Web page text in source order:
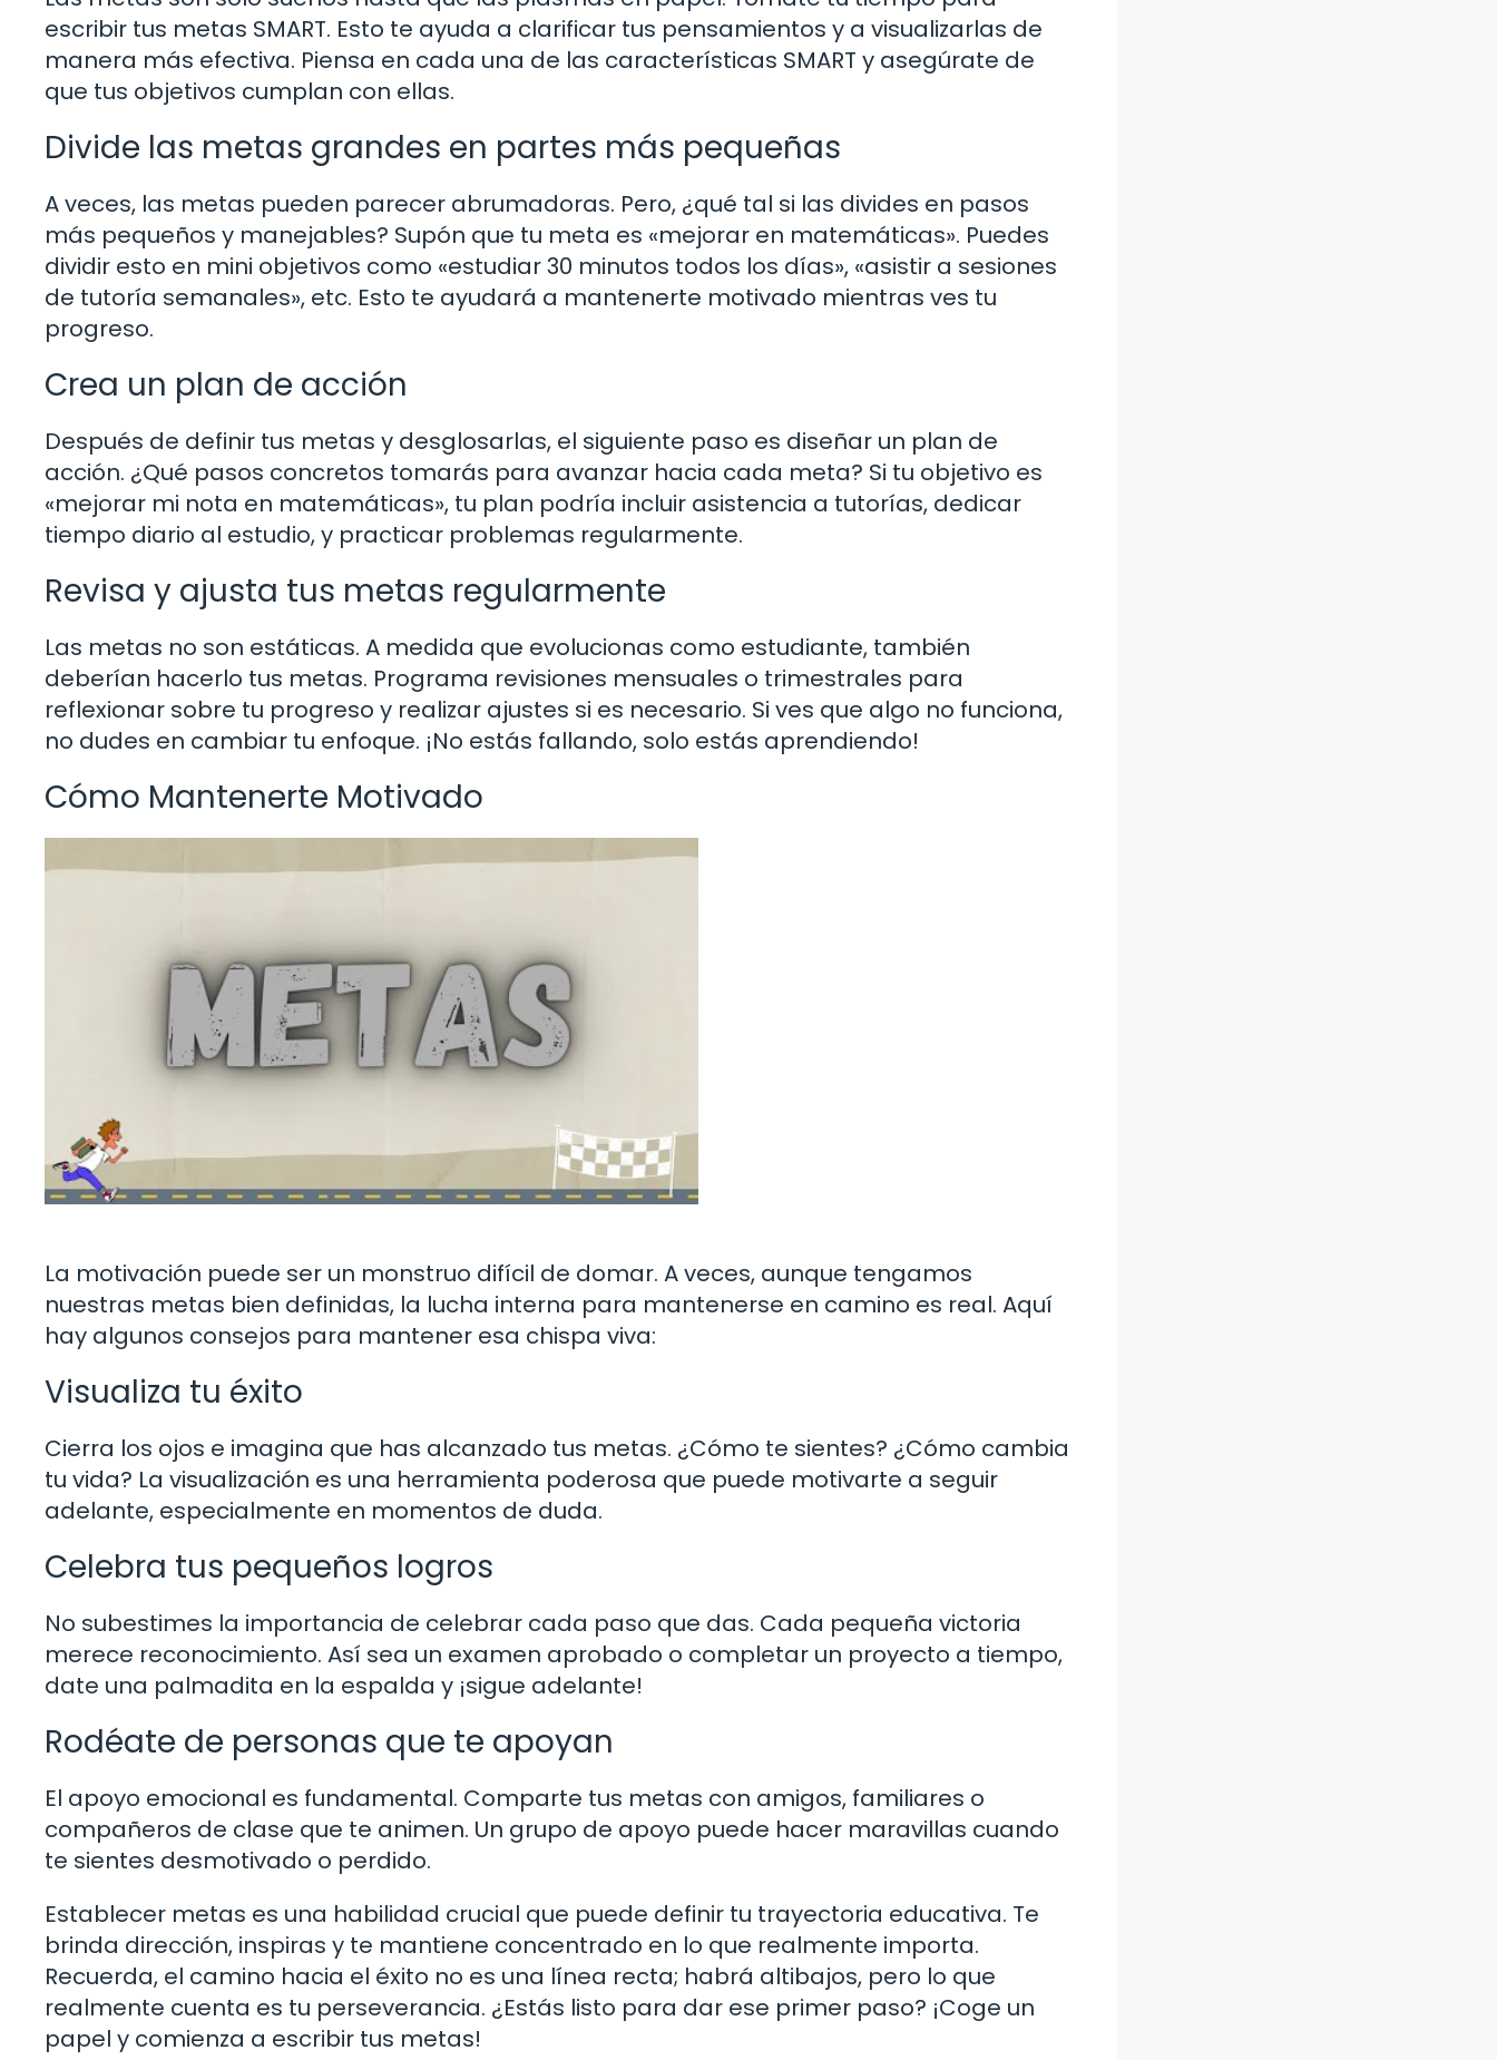
escribir tus metas SMART. Esto te ayuda a clarificar tus pensamientos y a visualizarlas de
manera más efectiva. Piensa en cada una de las características SMART y asegúrate de
que tus objetivos cumplan con ellas.
Divide las metas grandes en partes más pequeñas
A veces, las metas pueden parecer abrumadoras. Pero, ¿qué tal si las divides en pasos
más pequeños y manejables? Supón que tu meta es «mejorar en matemáticas». Puedes
dividir esto en mini objetivos como «estudiar 30 minutos todos los días», «asistir a sesiones
de tutoría semanales», etc. Esto te ayudará a mantenerte motivado mientras ves tu
progreso.
Crea un plan de acción
Después de definir tus metas y desglosarlas, el siguiente paso es diseñar un plan de
acción. ¿Qué pasos concretos tomarás para avanzar hacia cada meta? Si tu objetivo es
«mejorar mi nota en matemáticas», tu plan podría incluir asistencia a tutorías, dedicar
tiempo diario al estudio, y practicar problemas regularmente.
Revisa y ajusta tus metas regularmente
Las metas no son estáticas. A medida que evolucionas como estudiante, también
deberían hacerlo tus metas. Programa revisiones mensuales o trimestrales para
reflexionar sobre tu progreso y realizar ajustes si es necesario. Si ves que algo no funciona,
no dudes en cambiar tu enfoque. ¡No estás fallando, solo estás aprendiendo!
Cómo Mantenerte Motivado
La motivación puede ser un monstruo difícil de domar. A veces, aunque tengamos
nuestras metas bien definidas, la lucha interna para mantenerse en camino es real. Aquí
hay algunos consejos para mantener esa chispa viva:
Visualiza tu éxito
Cierra los ojos e imagina que has alcanzado tus metas. ¿Cómo te sientes? ¿Cómo cambia
tu vida? La visualización es una herramienta poderosa que puede motivarte a seguir
adelante, especialmente en momentos de duda.
Celebra tus pequeños logros
No subestimes la importancia de celebrar cada paso que das. Cada pequeña victoria
merece reconocimiento. Así sea un examen aprobado o completar un proyecto a tiempo,
date una palmadita en la espalda y ¡sigue adelante!
Rodéate de personas que te apoyan
El apoyo emocional es fundamental. Comparte tus metas con amigos, familiares o
compañeros de clase que te animen. Un grupo de apoyo puede hacer maravillas cuando
te sientes desmotivado o perdido.
Establecer metas es una habilidad crucial que puede definir tu trayectoria educativa. Te
brinda dirección, inspiras y te mantiene concentrado en lo que realmente importa.
Recuerda, el camino hacia el éxito no es una línea recta; habrá altibajos, pero lo que
realmente cuenta es tu perseverancia. ¿Estás listo para dar ese primer paso? ¡Coge un
papel y comienza a escribir tus metas!